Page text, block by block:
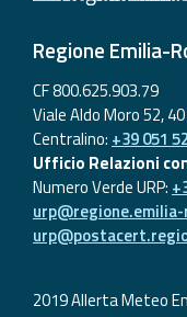
Regione Emilia-
CF 800.625.903.79
Viale Aldo Moro 52,
Centralino: +39 051
Ufficio Relazioni
Numero Verde URP:
2019 Allerta Meteo